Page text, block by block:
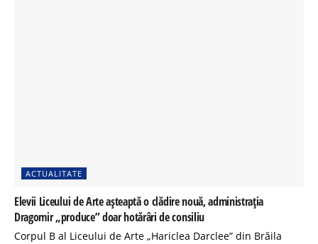
ACTUALITATE
Elevii Liceului de Arte așteaptă o clădire nouă, administrația
Dragomir „produce” doar hotărâri de consiliu
Corpul B al Liceului de Arte „Hariclea Darclee” din Brăila